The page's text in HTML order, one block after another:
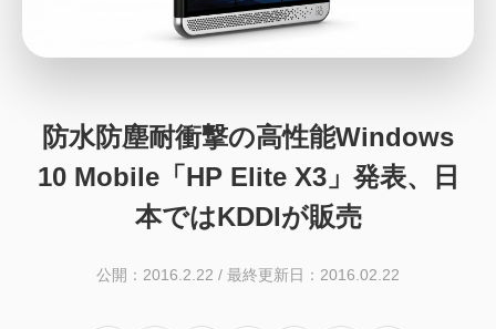
防水防塵耐衝撃の高性能Windows
10 Mobile「HP Elite X3」発表、日
本ではKDDIが販売
公開：2016.2.22 / 最終更新日：2016.02.22